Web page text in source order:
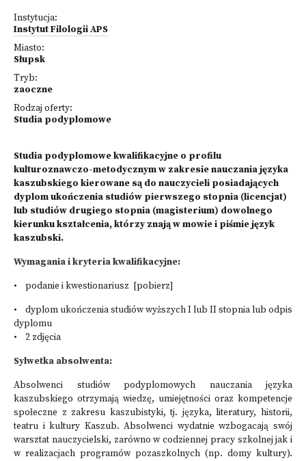
Instytucja:
Instytut Filologii APS
Miasto:
Słupsk
Tryb:
zaoczne
Rodzaj oferty:
Studia podyplomowe
Studia podyplomowe kwalifikacyjne o profilu
kulturoznawczo-metodycznym w zakresie nauczania języka
kaszubskiego kierowane są do nauczycieli posiadających
dyplom ukończenia studiów pierwszego stopnia (licencjat)
lub studiów drugiego stopnia (magisterium) dowolnego
kierunku kształcenia, którzy znają w mowie i piśmie język
kaszubski.
Wymagania i kryteria kwalifikacyjne:
• podanie i kwestionariusz [pobierz]
• dyplom ukończenia studiów wyższych I lub II stopnia lub odpis
dyplomu
• 2 zdjęcia
Sylwetka absolwenta:
Absolwenci studiów podyplomowych nauczania języka
kaszubskiego otrzymają wiedzę, umiejętności oraz kompetencje
społeczne z zakresu kaszubistyki, tj. języka, literatury, historii,
teatru i kultury Kaszub. Absolwenci wydatnie wzbogacają swój
warsztat nauczycielski, zarówno w codziennej pracy szkolnej jak i
w realizacjach programów pozaszkolnych (np. domy kultury).